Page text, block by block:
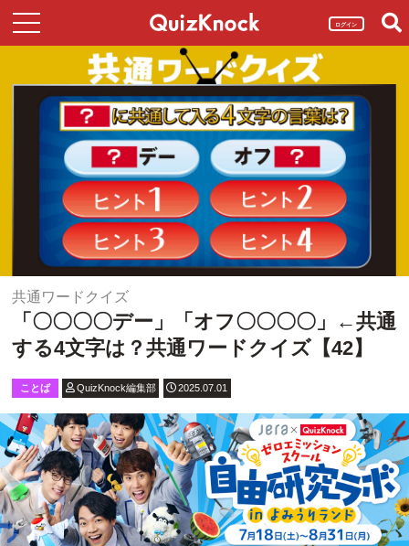
ログイン
共通ワードクイズ
「〇〇〇〇デー」「オフ〇〇〇〇」←共通
する4文字は？共通ワードクイズ【42】
ことば QuizKnock編集部 2025.07.01